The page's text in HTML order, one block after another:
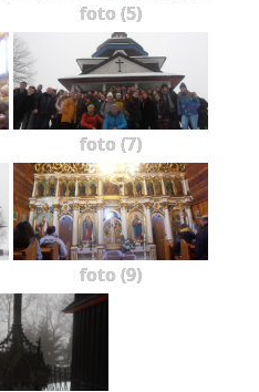
foto (5)
foto (7)
foto (9)